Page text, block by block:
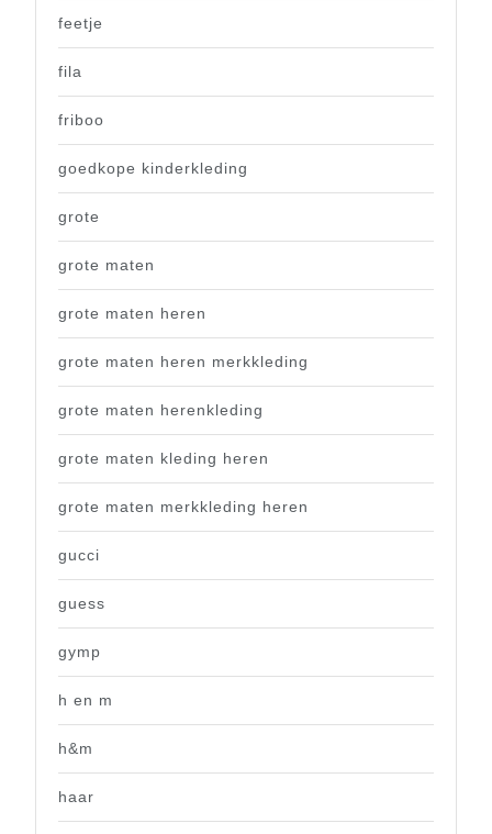
feetje
fila
friboo
goedkope kinderkleding
grote
grote maten
grote maten heren
grote maten heren merkkleding
grote maten herenkleding
grote maten kleding heren
grote maten merkkleding heren
gucci
guess
gymp
h en m
h&m
haar